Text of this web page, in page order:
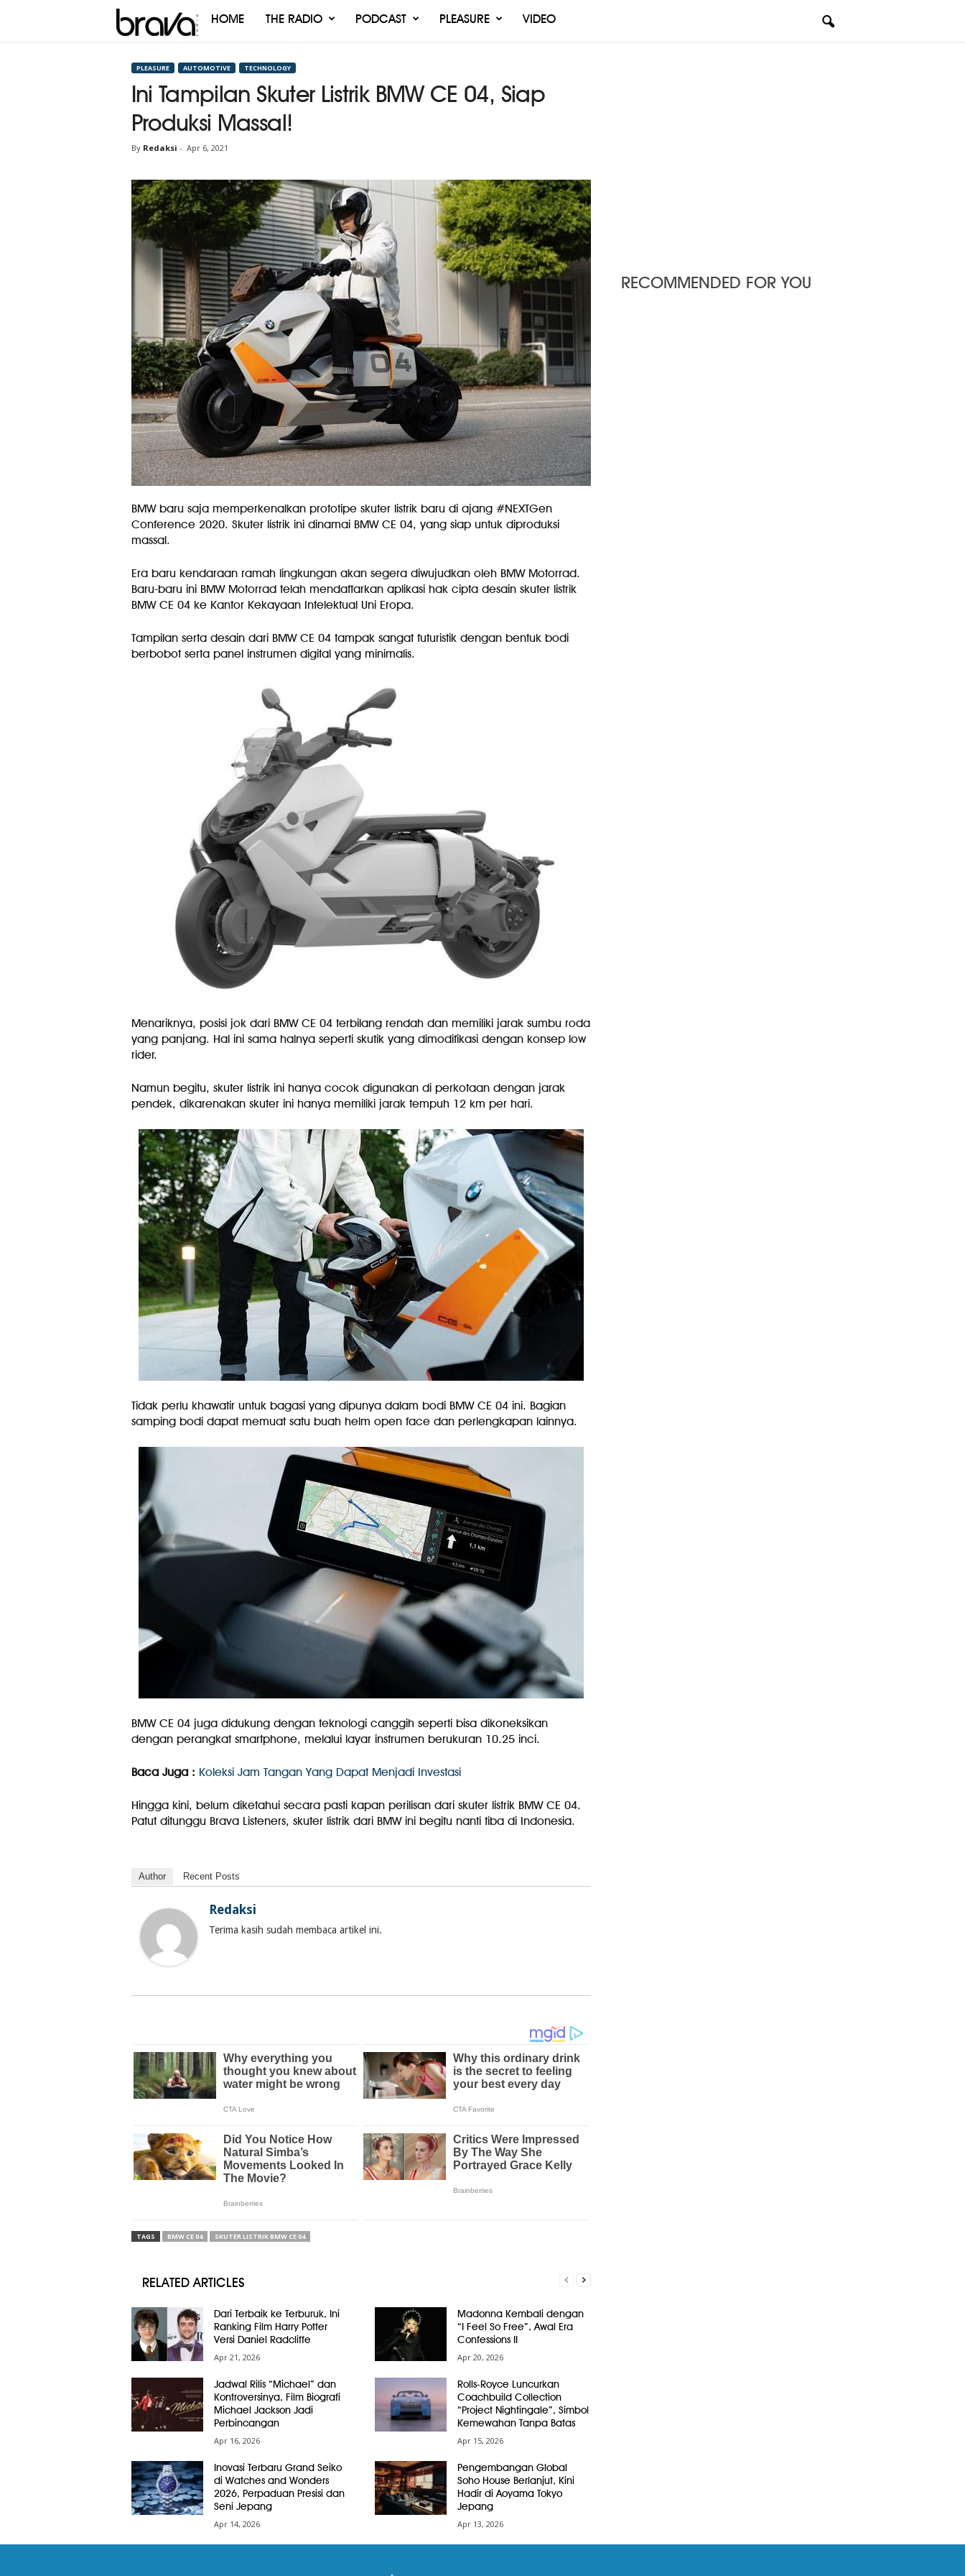
Brava
HOME THE RADIO PODCAST PLEASURE VIDEO
PLEASURE AUTOMOTIVE TECHNOLOGY
Ini Tampilan Skuter Listrik BMW CE 04, Siap
Produksi Massal!
By Redaksi - Apr 6, 2021
BMW baru saja memperkenalkan prototipe skuter listrik baru di ajang #NEXTGen
Conference 2020. Skuter listrik ini dinamai BMW CE 04, yang siap untuk diproduksi
massal.
Era baru kendaraan ramah lingkungan akan segera diwujudkan oleh BMW Motorrad.
Baru-baru ini BMW Motorrad telah mendaftarkan aplikasi hak cipta desain skuter listrik
BMW CE 04 ke Kantor Kekayaan Intelektual Uni Eropa.
Tampilan serta desain dari BMW CE 04 tampak sangat futuristik dengan bentuk bodi
berbobot serta panel instrumen digital yang minimalis.
Menariknya, posisi jok dari BMW CE 04 terbilang rendah dan memiliki jarak sumbu roda
yang panjang. Hal ini sama halnya seperti skutik yang dimodifikasi dengan konsep low
rider.
Namun begitu, skuter listrik ini hanya cocok digunakan di perkotaan dengan jarak
pendek, dikarenakan skuter ini hanya memiliki jarak tempuh 12 km per hari.
Tidak perlu khawatir untuk bagasi yang dipunya dalam bodi BMW CE 04 ini. Bagian
samping bodi dapat memuat satu buah helm open face dan perlengkapan lainnya.
BMW CE 04 juga didukung dengan teknologi canggih seperti bisa dikoneksikan
dengan perangkat smartphone, melalui layar instrumen berukuran 10.25 inci.
Baca Juga : Koleksi Jam Tangan Yang Dapat Menjadi Investasi
Hingga kini, belum diketahui secara pasti kapan perilisan dari skuter listrik BMW CE 04.
Patut ditunggu Brava Listeners, skuter listrik dari BMW ini begitu nanti tiba di Indonesia.
Author Recent Posts
Redaksi
Terima kasih sudah membaca artikel ini.
TAGS BMW CE 04 SKUTER LISTRIK BMW CE 04
RELATED ARTICLES
Dari Terbaik ke Terburuk, Ini
Ranking Film Harry Potter
Versi Daniel Radcliffe
Apr 21, 2026
Madonna Kembali dengan
“I Feel So Free”, Awal Era
Confessions II
Apr 20, 2026
Jadwal Rilis “Michael” dan
Kontroversinya, Film Biografi
Michael Jackson Jadi
Perbincangan
Apr 16, 2026
Rolls-Royce Luncurkan
Coachbuild Collection
“Project Nightingale”, Simbol
Kemewahan Tanpa Batas
Apr 15, 2026
Inovasi Terbaru Grand Seiko
di Watches and Wonders
2026, Perpaduan Presisi dan
Seni Jepang
Apr 14, 2026
Pengembangan Global
Soho House Berlanjut, Kini
Hadir di Aoyama Tokyo
Jepang
Apr 13, 2026
RECOMMENDED FOR YOU